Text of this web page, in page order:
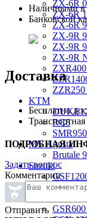
ZX-6R
ZX-6R
ZX-6R
ZX-9R
ZX-9R
ZX-9R
ZZR250
KTM
RC8
SMR950
MV Agusta
Brutale
Suzuki
Наличными в
Банковской
Доставка
Бесплатно
ПОДРОБНАЯ
Задать вопрос
Комментарии
Отправить